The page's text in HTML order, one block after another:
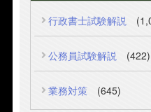
行政書士試験解説
公務員試験解説 (422)
業務対策 (645)